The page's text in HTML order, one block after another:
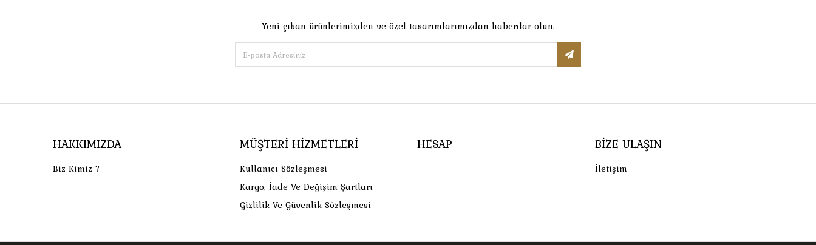
Yeni çıkan ürünlerimizden ve özel tasarımlarımızdan haberdar olun.
HAKKIMIZDA
Biz Kimiz ?
MÜŞTERI HIZMETLERI
Kullanıcı Sözleşmesi
Kargo, İade Ve Değişim Şartları
Gizlilik Ve Güvenlik Sözleşmesi
HESAP BIZE ULAŞIN
İletişim